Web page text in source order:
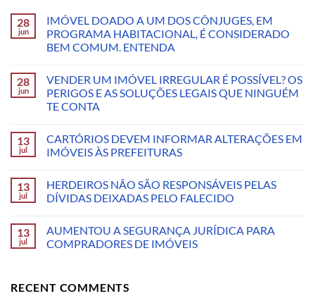
28
jun
IMÓVEL DOADO A UM DOS CÔNJUGES, EM
PROGRAMA HABITACIONAL, É CONSIDERADO
BEM COMUM. ENTENDA
28
jun
VENDER UM IMÓVEL IRREGULAR É POSSÍVEL? OS
PERIGOS E AS SOLUÇÕES LEGAIS QUE NINGUÉM
TE CONTA
13
jul
CARTÓRIOS DEVEM INFORMAR ALTERAÇÕES EM
IMÓVEIS ÀS PREFEITURAS
13
jul
HERDEIROS NÃO SÃO RESPONSÁVEIS PELAS
DÍVIDAS DEIXADAS PELO FALECIDO
13
jul
AUMENTOU A SEGURANÇA JURÍDICA PARA
COMPRADORES DE IMÓVEIS
RECENT COMMENTS